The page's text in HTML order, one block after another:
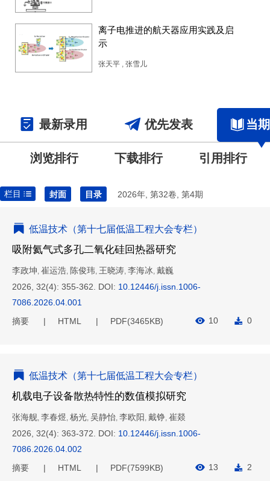
离子电推进的航天器应用实践及启
示
张天平 , 张雪儿
最新录用 优先发表 当
浏览排行 下载排行 引用排行
栏目 封面 目录 2026年, 第32卷, 第4期
低温技术（第十七届低温工程大会专栏）
吸附氦气式多孔二氧化硅回热器研究
李政坤, 崔运浩, 陈俊玮, 王晓涛, 李海冰, 戴巍
2026, 32(4): 355-362.
DOI: 10.12446/j.issn.1006-
7086.2026.04.001
摘要
HTML PDF(3465KB) 10 0
低温技术（第十七届低温工程大会专栏）
机载电子设备散热特性的数值模拟研究
张海舰, 李春煜, 杨光, 吴静怡, 李欧阳, 戴铮, 崔燚
2026, 32(4): 363-372.
DOI: 10.12446/j.issn.1006-
7086.2026.04.002
摘要
HTML PDF(7599KB) 13 2